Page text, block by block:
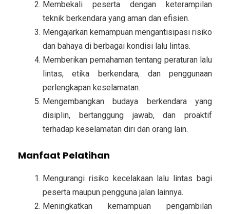
Membekali peserta dengan keterampilan
teknik berkendara yang aman dan efisien.
Mengajarkan kemampuan mengantisipasi risiko
dan bahaya di berbagai kondisi lalu lintas.
Memberikan pemahaman tentang peraturan lalu
lintas, etika berkendara, dan penggunaan
perlengkapan keselamatan.
Mengembangkan budaya berkendara yang
disiplin, bertanggung jawab, dan proaktif
terhadap keselamatan diri dan orang lain.
Manfaat Pelatihan
Mengurangi risiko kecelakaan lalu lintas bagi
peserta maupun pengguna jalan lainnya.
Meningkatkan kemampuan pengambilan